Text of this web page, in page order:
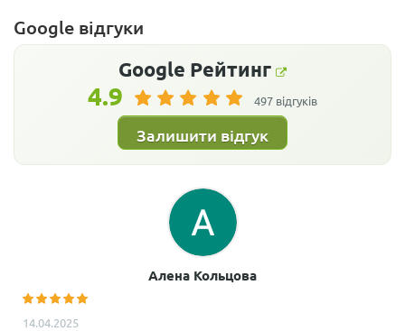
Google відгуки
Google Рейтинг
4.9 497 відгуків
Залишити відгук
Алена Кольцова
14.04.2025